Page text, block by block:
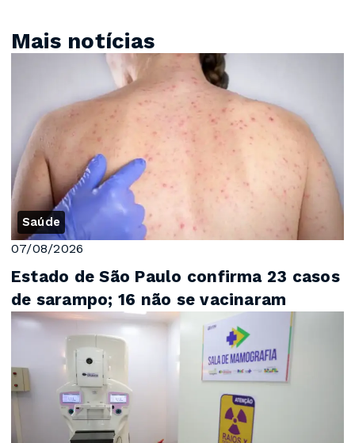
Mais notícias
Saúde
07/08/2026
Estado de São Paulo confirma 23 casos
de sarampo; 16 não se vacinaram